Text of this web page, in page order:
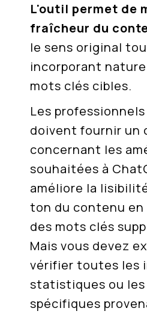
L'outil permet de
fraîcheur du
le sens original
incorporant
mots clés cibles.
Les
doivent fournir un
concernant les
souhaitées à
améliore la
ton du contenu
des mots clés
Mais vous devez
vérifier toutes les
statistiques ou
spécifiques